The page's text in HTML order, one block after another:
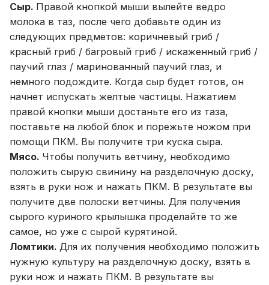
Сыр. Правой кнопкой мыши вылейте ведро
молока в таз, после чего добавьте один из
следующих предметов: коричневый гриб /
красный гриб / багровый гриб / искаженный гриб /
паучий глаз / маринованный паучий глаз, и
немного подождите. Когда сыр будет готов, он
начнет испускать желтые частицы. Нажатием
правой кнопки мыши достаньте его из таза,
поставьте на любой блок и порежьте ножом при
помощи ПКМ. Вы получите три куска сыра.
Мясо. Чтобы получить ветчину, необходимо
положить сырую свинину на разделочную доску,
взять в руки нож и нажать ПКМ. В результате вы
получите две полоски ветчины. Для получения
сырого куриного крылышка проделайте то же
самое, но уже с сырой курятиной.
Ломтики. Для их получения необходимо положить
нужную культуру на разделочную доску, взять в
руки нож и нажать ПКМ. В результате вы